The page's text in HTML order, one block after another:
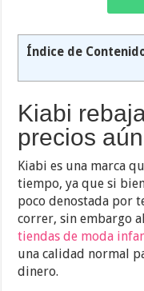
Índice de
Kiabi
precios
Kiabi es una marca
tiempo, ya que si
poco denostada por
correr, sin embargo
tiendas de moda
una calidad normal
dinero.